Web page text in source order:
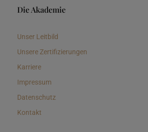
Die Akademie
Unser Leitbild
Unsere Zertifizierungen
Karriere
Impressum
Datenschutz
Kontakt